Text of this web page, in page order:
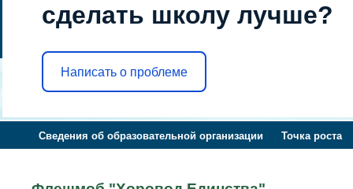
сделать школу лучше?
Написать о проблеме
Сведения об образовательной организации Точка роста